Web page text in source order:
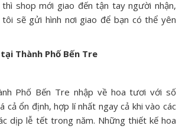
shop mới giao đến tận tay người nhận,
tôi sẽ gửi hình nơi giao để bạn có thể yên
Thành Phố Bến Tre
Phố Bến Tre nhập về hoa tươi với số
cả ổn định, hợp lí nhất ngay cả khi vào các
dịp lễ tết trong năm. Những thiết kế hoa